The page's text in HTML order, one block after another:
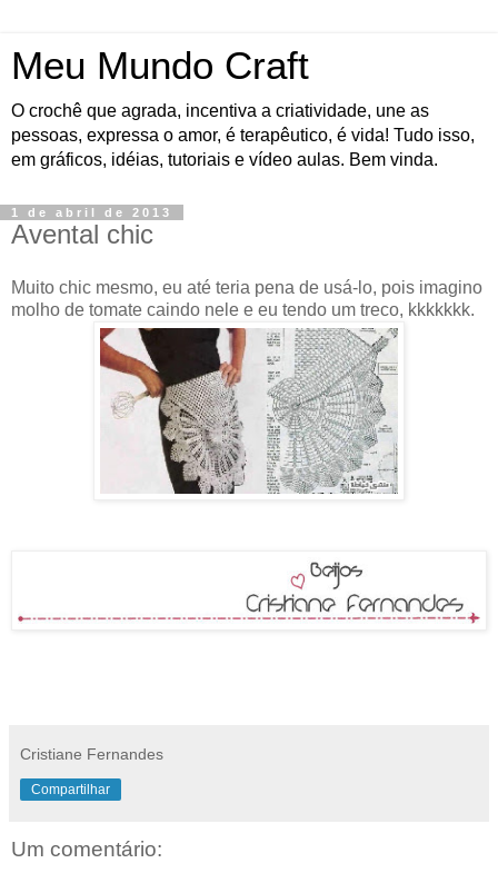
Meu Mundo Craft
O crochê que agrada, incentiva a criatividade, une as
pessoas, expressa o amor, é terapêutico, é vida! Tudo isso,
em gráficos, idéias, tutoriais e vídeo aulas. Bem vinda.
1 de abril de 2013
Avental chic
Muito chic mesmo, eu até teria pena de usá-lo, pois imagino
molho de tomate caindo nele e eu tendo um treco, kkkkkkk.
Cristiane Fernandes
Compartilhar
Um comentário: